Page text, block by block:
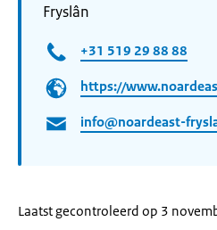
Fryslân
+31 519 29 88 88
https://
info@noardeast-
Laatst gecontroleerd op 3